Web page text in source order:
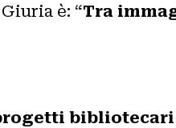
è: “Tra
bibliotecari